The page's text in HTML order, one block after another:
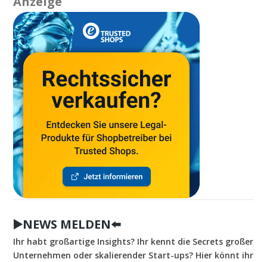
▶️NEWS MELDEN⬅️
Ihr habt großartige Insights? Ihr kennt die Secrets großer
Unternehmen oder skalierender Start-ups? Hier könnt ihr